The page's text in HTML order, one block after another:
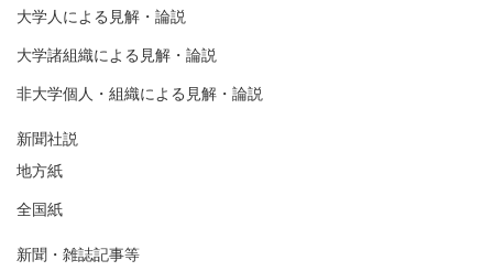
大学人による見解・論説
大学諸組織による見解・論説
非大学個人・組織による見解・論説
新聞社説
地方紙
全国紙
新聞・雑誌記事等